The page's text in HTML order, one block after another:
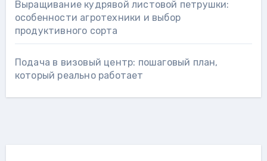
Выращивание кудрявой листовой петрушки:
особенности агротехники и выбор
продуктивного сорта
Подача в визовый центр: пошаговый план,
который реально работает